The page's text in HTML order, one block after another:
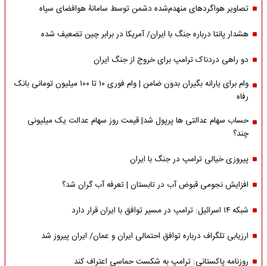
تصاویر هواگردهای منهدم‌شده دشمن توسط سامانۀ هوافضای سپاه
هشدار پانتا درباره جنگ با ایران/ آمریکا در برابر چین تضعیف شده
دو راهی دردناک ترامپ برای خروج از جنگ ایران
وام برای یارانه بگیران بدون ضامن | وام فوری ۱۰ تا ۱۰۰ میلیون تومانی بانک
رفاه
حساب سهام عدالتی ها پرپول شد| قیمت روز سهام عدالت یک میلیونی
چند؟
پیروزی خیالی ترامپ در جنگ با ایران
افزایش نجومی قبوض آب در تابستان | تعرفه آب گران شد؟
شبکه ۱۴ اسرائیل: ترامپ در مسیر توافق با ایران قرار دارد
ارزیابی تلگراف درباره توافق احتمالی ایران و عمان/ ایران پیروز شد
روزنامه پاکستانی: ترامپ به شکست حماسی اعتراف کند